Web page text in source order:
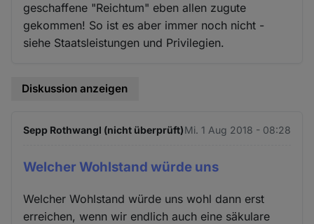
geschaffene "Reichtum" eben allen zugute
gekommen! So ist es aber immer noch nicht -
siehe Staatsleistungen und Privilegien.
Diskussion anzeigen
Sepp Rothwangl (nicht überprüft)Mi. 1 Aug 2018 - 08:28
Welcher Wohlstand würde uns
Welcher Wohlstand würde uns wohl dann erst
erreichen, wenn wir endlich auch eine säkulare